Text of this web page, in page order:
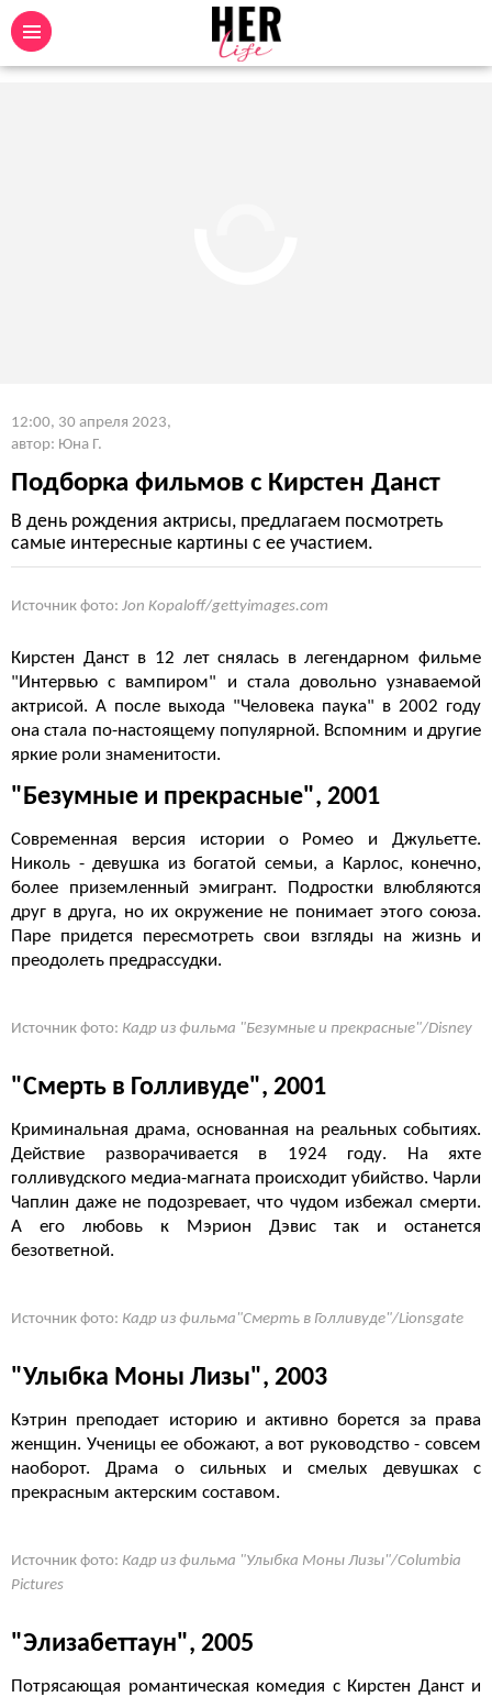
12:00, 30 апреля 2023,
автор: Юна Г.
Подборка фильмов с Кирстен Данст
В день рождения актрисы, предлагаем посмотреть
самые интересные картины с ее участием.
Источник фото: Jon Kopaloff/gettyimages.com
Кирстен Данст в 12 лет снялась в легендарном фильме
"Интервью с вампиром" и стала довольно узнаваемой
актрисой. А после выхода "Человека паука" в 2002 году
она стала по-настоящему популярной. Вспомним и другие
яркие роли знаменитости.
"Безумные и прекрасные", 2001
Современная версия истории о Ромео и Джульетте.
Николь - девушка из богатой семьи, а Карлос, конечно,
более приземленный эмигрант. Подростки влюбляются
друг в друга, но их окружение не понимает этого союза.
Паре придется пересмотреть свои взгляды на жизнь и
преодолеть предрассудки.
Источник фото: Кадр из фильма "Безумные и прекрасные"/Disney
"Смерть в Голливуде", 2001
Криминальная драма, основанная на реальных событиях.
Действие разворачивается в 1924 году. На яхте
голливудского медиа-магната происходит убийство. Чарли
Чаплин даже не подозревает, что чудом избежал смерти.
А его любовь к Мэрион Дэвис так и останется
безответной.
Источник фото: Кадр из фильма"Смерть в Голливуде"/Lionsgate
"Улыбка Моны Лизы", 2003
Кэтрин преподает историю и активно борется за права
женщин. Ученицы ее обожают, а вот руководство - совсем
наоборот. Драма о сильных и смелых девушках с
прекрасным актерским составом.
Источник фото: Кадр из фильма "Улыбка Моны Лизы"/Columbia
Pictures
"Элизабеттаун", 2005
Потрясающая романтическая комедия с Кирстен Данст и